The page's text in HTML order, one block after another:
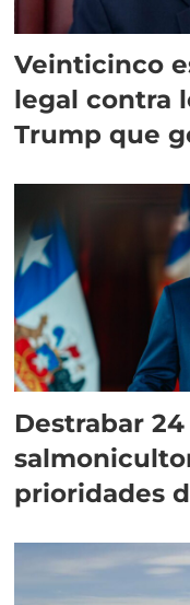
Veinticinco
legal contra
Trump que
Destrabar
prioridades